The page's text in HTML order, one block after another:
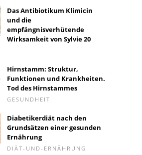
Das Antibiotikum Klimicin
und die
empfängnisverhütende
Wirksamkeit von Sylvie 20
Hirnstamm: Struktur,
Funktionen und Krankheiten.
Tod des Hirnstammes
GESUNDHEIT
Diabetikerdiät nach den
Grundsätzen einer gesunden
Ernährung
DIÄT-UND-ERNÄHRUNG